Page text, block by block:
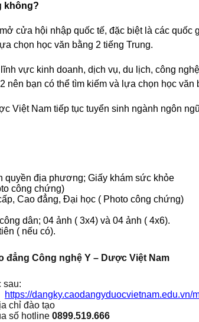
không?
cửa hội nhập quốc tế, đặc biệt là các
chọn học văn bằng 2 tiếng Trung.
vực kinh doanh, dịch vụ, du lịch, công
nên bạn có thể tìm kiếm và lựa chọn học
Việt Nam tiếp tục tuyển sinh ngành ngôn
quyền địa phương; Giấy khám sức khỏe
công chứng)
Cao đẳng, Đại học ( Photo công chứng)
dân; 04 ảnh ( 3x4) và 04 ảnh ( 4x6).
( nếu có).
Công nghệ Y – Dược Việt Nam
sau:
https://dangky.caodangyduocvietnam.edu.vn/
chỉ đào tạo
số hotline 0899.519.666